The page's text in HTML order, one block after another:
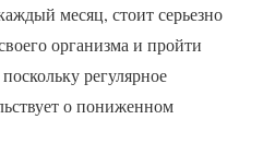
месяц, стоит серьезно
организма и пройти
регулярное
о пониженном